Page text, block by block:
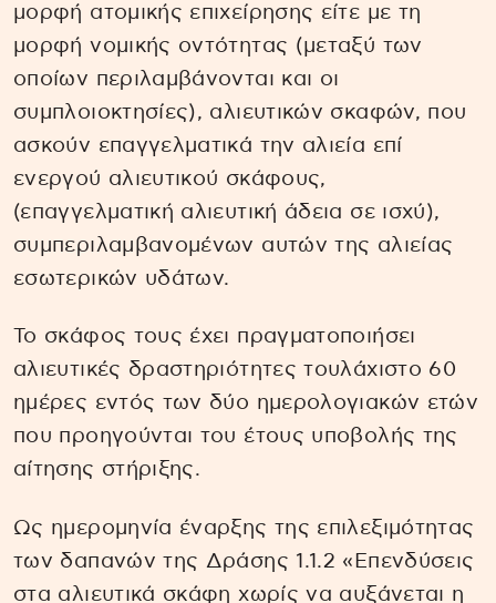
μορφή ατομικής επιχείρησης είτε με τη
μορφή νομικής οντότητας (μεταξύ των
οποίων περιλαμβάνονται και οι
συμπλοιοκτησίες), αλιευτικών σκαφών, που
ασκούν επαγγελματικά την αλιεία επί
ενεργού αλιευτικού σκάφους,
(επαγγελματική αλιευτική άδεια σε ισχύ),
συμπεριλαμβανομένων αυτών της αλιείας
εσωτερικών υδάτων.
Το σκάφος τους έχει πραγματοποιήσει
αλιευτικές δραστηριότητες τουλάχιστο 60
ημέρες εντός των δύο ημερολογιακών ετών
που προηγούνται του έτους υποβολής της
αίτησης στήριξης.
Ως ημερομηνία έναρξης της επιλεξιμότητας
των δαπανών της Δράσης 1.1.2 «Επενδύσεις
στα αλιευτικά σκάφη χωρίς να αυξάνεται η